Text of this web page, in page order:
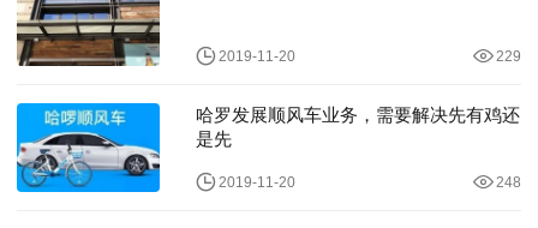
2019-11-20 229
哈罗发展顺风车业务，需要解决先有鸡还
是先
2019-11-20 248